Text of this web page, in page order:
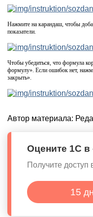
Нажмите на карандаш, чтобы
показатели.
Чтобы убедиться, что формула
формулу». Если ошибок нет,
закрыть».
Автор материала:
Оцените 1С в
Получите доступ
15